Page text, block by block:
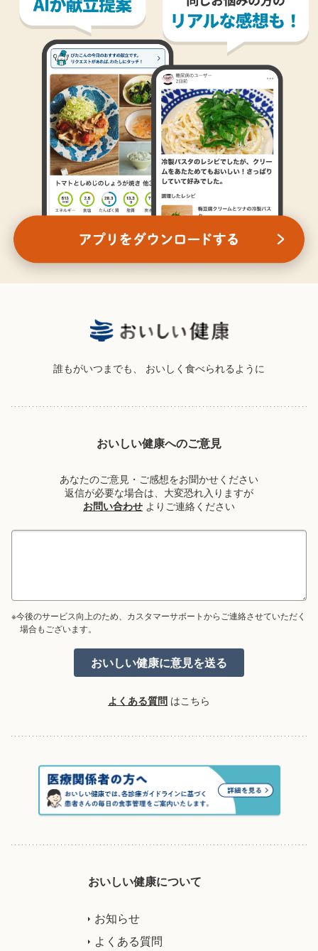
誰もがいつまでも、 おいしく食べられるように
おいしい健康へのご意見
あなたのご意見・ご感想をお聞かせください
返信が必要な場合は、大変恐れ入りますが
お問い合わせ よりご連絡ください
※今後のサービス向上のため、カスタマーサポートからご連絡させていただく
場合もございます。
よくある質問 はこちら
おいしい健康について
お知らせ
よくある質問